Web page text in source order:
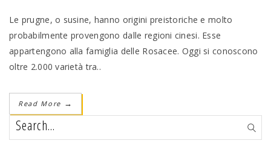
Le prugne, o susine, hanno origini preistoriche e molto
probabilmente provengono dalle regioni cinesi. Esse
appartengono alla famiglia delle Rosacee. Oggi si conoscono
oltre 2.000 varietà tra..
Read More →